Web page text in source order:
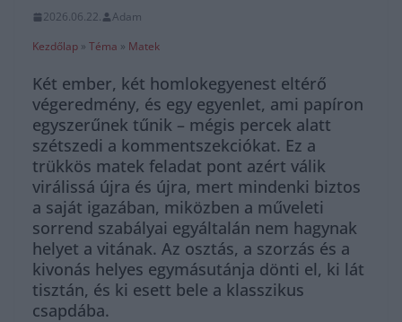
2026.06.22.
Adam
Kezdőlap » Téma » Matek
Két ember, két homlokegyenest eltérő
végeredmény, és egy egyenlet, ami papíron
egyszerűnek tűnik – mégis percek alatt
szétszedi a kommentszekciókat. Ez a
trükkös matek feladat pont azért válik
virálissá újra és újra, mert mindenki biztos
a saját igazában, miközben a műveleti
sorrend szabályai egyáltalán nem hagynak
helyet a vitának. Az osztás, a szorzás és a
kivonás helyes egymásutánja dönti el, ki lát
tisztán, és ki esett bele a klasszikus
csapdába.